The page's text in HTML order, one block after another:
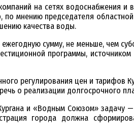
на сетях водоснабжения и
по мнению председателя
качества воды.
сумму, не меньше, чем
программы,
регулирования цен и тарифов
о реализации долгосрочного
и «Водным Союзом» задачу
города должна